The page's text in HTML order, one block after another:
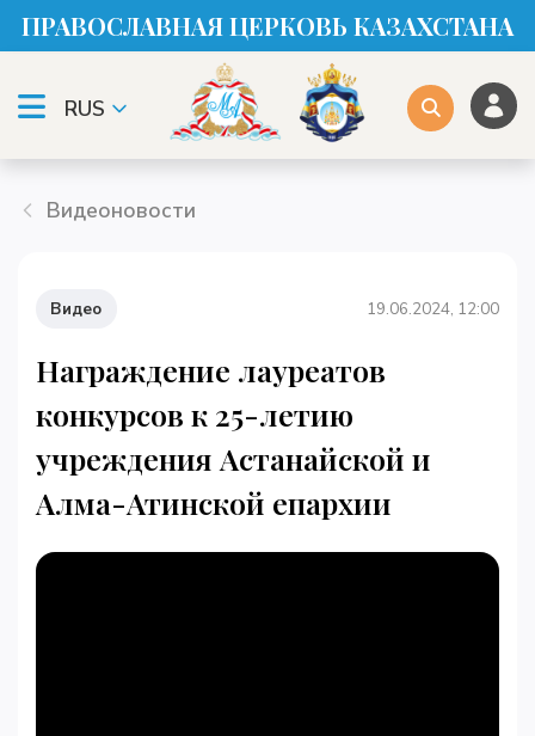
ПРАВОСЛАВНАЯ ЦЕРКОВЬ КАЗАХСТАНА
RUS
Видеоновости
Видео 19.06.2024, 12:00
Награждение лауреатов
конкурсов к 25-летию
учреждения Астанайской и
Алма-Атинской епархии